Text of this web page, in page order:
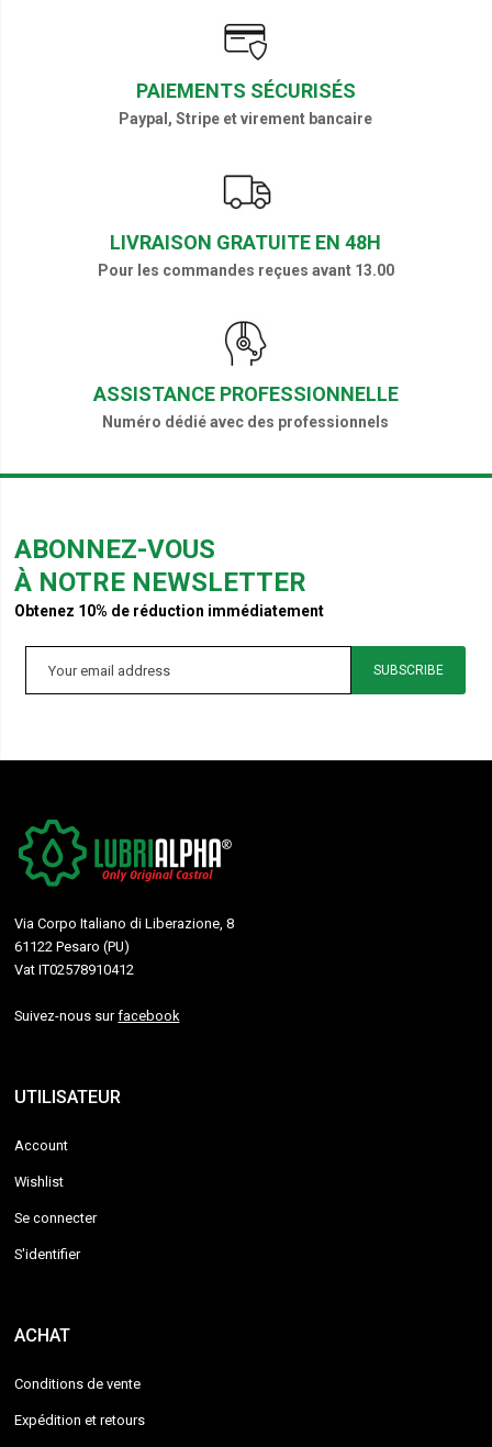
PAIEMENTS SÉCURISÉS
Paypal, Stripe et virement bancaire
LIVRAISON GRATUITE EN 48H
Pour les commandes reçues avant 13.00
ASSISTANCE PROFESSIONNELLE
Numéro dédié avec des professionnels
ABONNEZ-VOUS
À NOTRE NEWSLETTER
Obtenez 10% de réduction immédiatement
SUBSCRIBE
Via Corpo Italiano di Liberazione, 8
61122 Pesaro (PU)
Vat IT02578910412
Suivez-nous surfacebook
UTILISATEUR
Account
Wishlist
Se connecter
S'identifier
ACHAT
Conditions de vente
Expédition et retours